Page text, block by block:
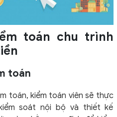
toán chu trình
toán
toán, kiểm toán viên sẽ thực
soát nội bộ và thiết kế